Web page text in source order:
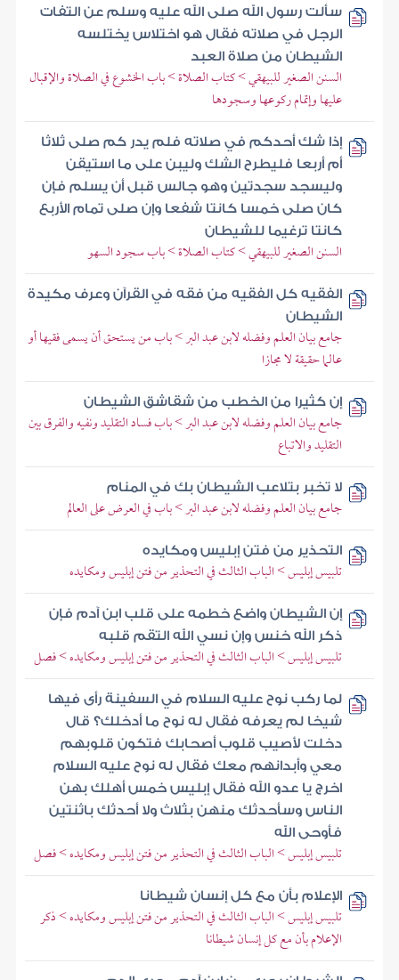
سألت رسول الله صلى الله عليه وسلم عن التفات
الرجل في صلاته فقال هو اختلاس يختلسه
الشيطان من صلاة العبد
السنن الصغير للبيهقي > كتاب الصلاة > باب الخشوع في الصلاة والإقبال
عليها وإتمام ركوعها وسجودها
إذا شك أحدكم في صلاته فلم يدر كم صلى ثلاثا
أم أربعا فليطرح الشك وليبن على ما استيقن
وليسجد سجدتين وهو جالس قبل أن يسلم فإن
كان صلى خمسا كانتا شفعا وإن صلى تمام الأربع
كانتا ترغيما للشيطان
السنن الصغير للبيهقي > كتاب الصلاة > باب سجود السهو
الفقيه كل الفقيه من فقه في القرآن وعرف مكيدة
الشيطان
جامع بيان العلم وفضله لابن عبد البر > باب من يستحق أن يسمى فقيها أو
عالما حقيقة لا مجازا
إن كثيرا من الخطب من شقاشق الشيطان
جامع بيان العلم وفضله لابن عبد البر > باب فساد التقليد ونفيه والفرق بين
التقليد والاتباع
لا تخبر بتلاعب الشيطان بك في المنام
جامع بيان العلم وفضله لابن عبد البر > باب في العرض على العالم
التحذير من فتن إبليس ومكايده
تلبيس إبليس > الباب الثالث في التحذير من فتن إبليس ومكايده
إن الشيطان واضع خطمه على قلب ابن آدم فإن
ذكر الله خنس وإن نسي الله التقم قلبه
تلبيس إبليس > الباب الثالث في التحذير من فتن إبليس ومكايده > فصل
لما ركب نوح عليه السلام في السفينة رأى فيها
شيخا لم يعرفه فقال له نوح ما أدخلك؟ قال
دخلت لأصيب قلوب أصحابك فتكون قلوبهم
معي وأبدانهم معك فقال له نوح عليه السلام
اخرج يا عدو الله فقال إبليس خمس أهلك بهن
الناس وسأحدثك منهن بثلاث ولا أحدثك باثنتين
فأوحى الله
تلبيس إبليس > الباب الثالث في التحذير من فتن إبليس ومكايده > فصل
الإعلام بأن مع كل إنسان شيطانا
تلبيس إبليس > الباب الثالث في التحذير من فتن إبليس ومكايده > ذكر
الإعلام بأن مع كل إنسان شيطانا